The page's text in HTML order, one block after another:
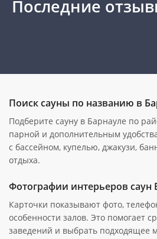
Последние
Поиск сауны по названию в
Подберите сауну в Барнауле по
парной и дополнительным
с бассейном, купелью, джакузи,
отдыха.
Фотографии интерьеров саун
Карточки показывают фото,
особенности залов. Это помогает
заведений и выбрать подходящее